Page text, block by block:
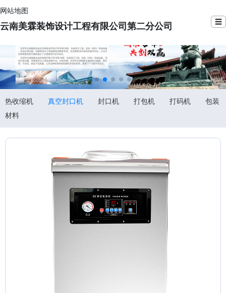
网站地图
云南美霖装饰设计工程有限公司第二分公司 ☰
热收缩机 真空封口机 封口机 打包机 打码机
包装
材料